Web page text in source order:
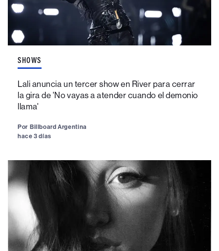
SHOWS
Lali anuncia un tercer show en River para cerrar
la gira de 'No vayas a atender cuando el demonio
llama'
Por Billboard Argentina
hace 3 días